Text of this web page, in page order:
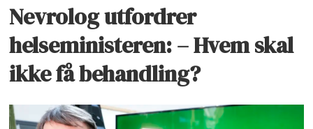
Nevrolog utfordrer
helseministeren: – Hvem skal
ikke få behandling?